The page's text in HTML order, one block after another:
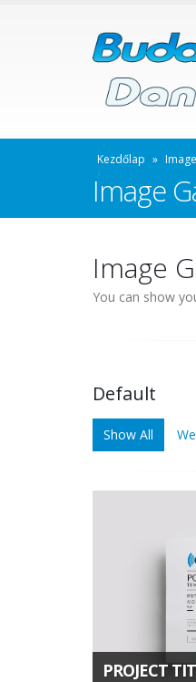
Kezdőlap »
Image
Image
You can show
Default
Show All
PROJECT